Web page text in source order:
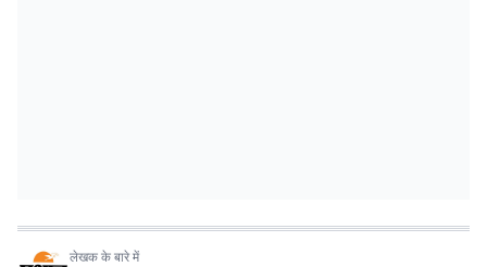
लेखक के बारे में